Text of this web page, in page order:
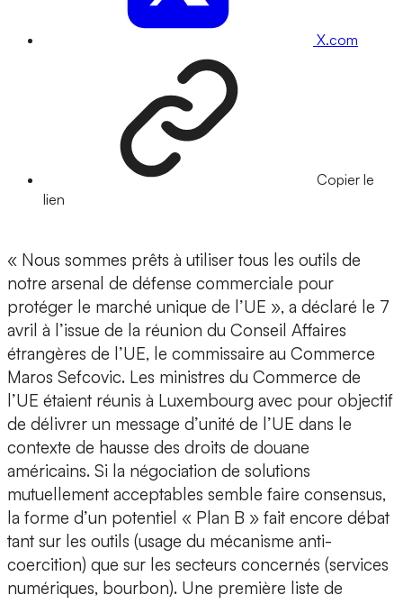
X.com
Copier le
lien
« Nous sommes prêts à utiliser tous les outils de
notre arsenal de défense commerciale pour
protéger le marché unique de l’UE », a déclaré le 7
avril à l’issue de la réunion du Conseil Affaires
étrangères de l’UE, le commissaire au Commerce
Maros Sefcovic. Les ministres du Commerce de
l’UE étaient réunis à Luxembourg avec pour objectif
de délivrer un message d’unité de l’UE dans le
contexte de hausse des droits de douane
américains. Si la négociation de solutions
mutuellement acceptables semble faire consensus,
la forme d’un potentiel « Plan B » fait encore débat
tant sur les outils (usage du mécanisme anti-
coercition) que sur les secteurs concernés (services
numériques, bourbon). Une première liste de